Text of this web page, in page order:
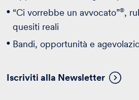
“Ci vorrebbe un avvocato”®,
quesiti reali
Bandi, opportunità e
Iscriviti alla Newsletter